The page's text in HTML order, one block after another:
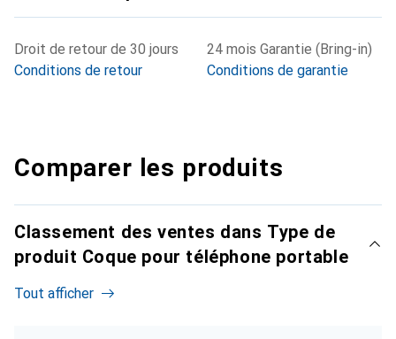
Droit de retour de 30 jours
Conditions de retour
24 mois Garantie (Bring-in)
Conditions de garantie
Comparer les produits
Classement des ventes dans Type de
produit Coque pour téléphone portable
Tout afficher